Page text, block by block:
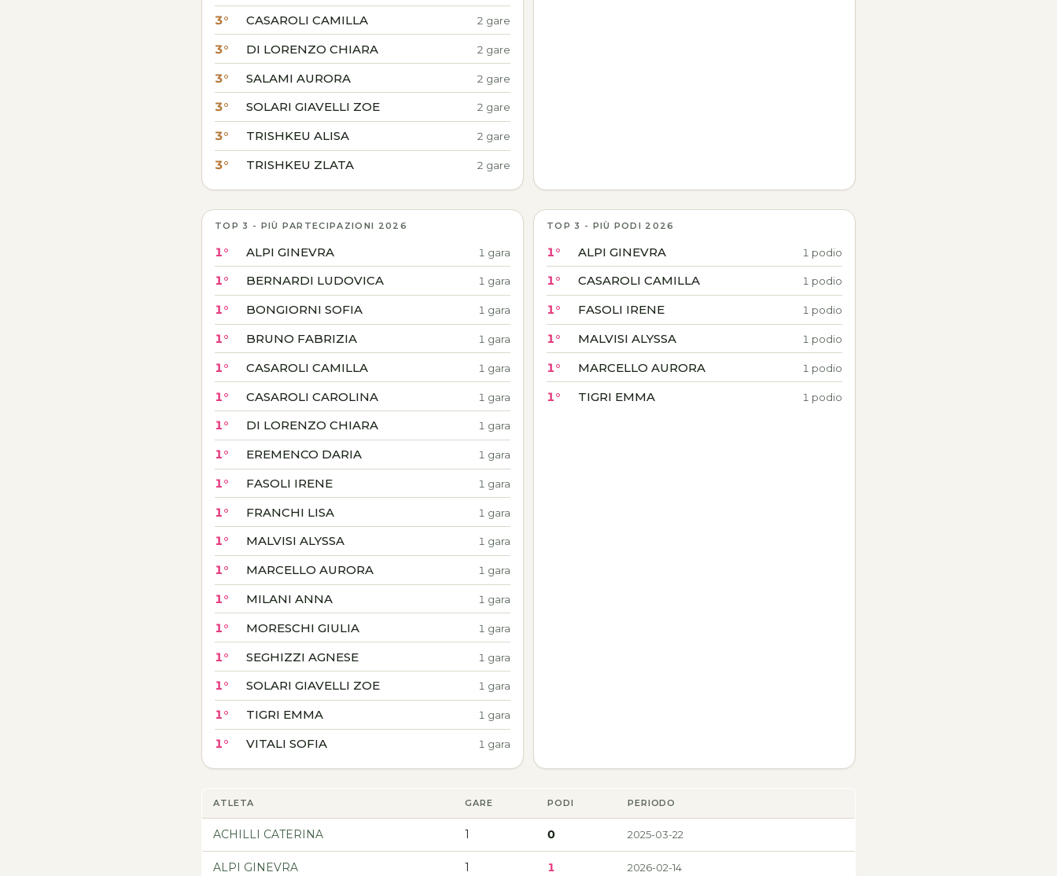
3° CASAROLI CAMILLA 2 gare
3° DI LORENZO CHIARA 2 gare
3° SALAMI AURORA 2 gare
3° SOLARI GIAVELLI ZOE 2 gare
3° TRISHKEU ALISA 2 gare
3° TRISHKEU ZLATA 2 gare
TOP 3 - PIÙ PARTECIPAZIONI 2026
1° ALPI GINEVRA 1 gara
1° BERNARDI LUDOVICA 1 gara
1° BONGIORNI SOFIA 1 gara
1° BRUNO FABRIZIA 1 gara
1° CASAROLI CAMILLA 1 gara
1° CASAROLI CAROLINA 1 gara
1° DI LORENZO CHIARA 1 gara
1° EREMENCO DARIA 1 gara
1° FASOLI IRENE 1 gara
1° FRANCHI LISA 1 gara
1° MALVISI ALYSSA 1 gara
1° MARCELLO AURORA 1 gara
1° MILANI ANNA 1 gara
1° MORESCHI GIULIA 1 gara
1° SEGHIZZI AGNESE 1 gara
1° SOLARI GIAVELLI ZOE 1 gara
1° TIGRI EMMA 1 gara
1° VITALI SOFIA 1 gara
TOP 3 - PIÙ PODI 2026
1° ALPI GINEVRA 1 podio
1° CASAROLI CAMILLA 1 podio
1° FASOLI IRENE 1 podio
1° MALVISI ALYSSA 1 podio
1° MARCELLO AURORA 1 podio
1° TIGRI EMMA 1 podio
ATLETA GARE PODI PERIODO
ACHILLI CATERINA 1 0 2025-03-22
ALPI GINEVRA 1 1 2026-02-14